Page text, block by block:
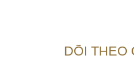
DÕI THEO